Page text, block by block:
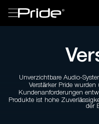
Unverzichtbare Audio-
Verstärker Pride
Kundenanforderungen
Produkte ist hohe
der